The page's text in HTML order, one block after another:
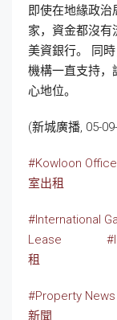
即使在地緣政
家，資金都沒有
美資銀行。 同
機構一直支持，
心地位。
(新城廣播, 05-
#Kowloon
室出租
#International
Lease
#
租
#Property News
新聞